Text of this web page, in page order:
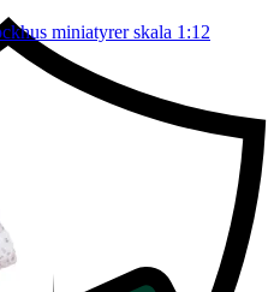
miniatyrer skala 1:12